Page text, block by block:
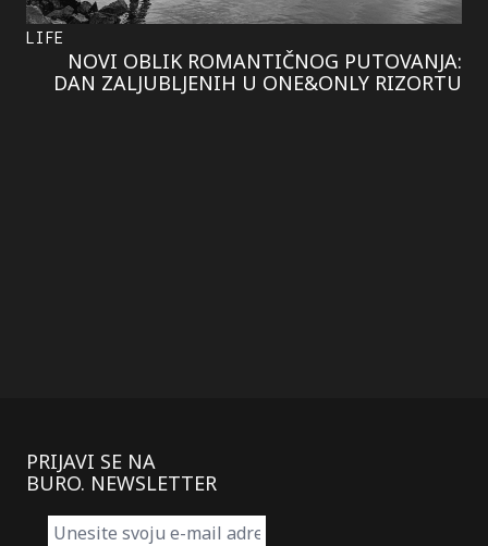
LIFE
NOVI OBLIK ROMANTIČNOG PUTOVANJA:
DAN ZALJUBLJENIH U ONE&ONLY RIZORTU
PRIJAVI SE NA
BURO. NEWSLETTER